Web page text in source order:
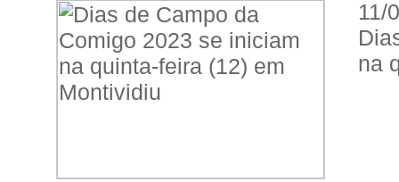
11/
na